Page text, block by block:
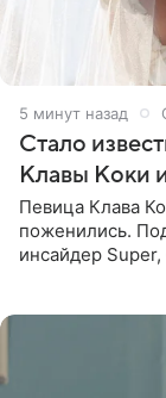
5 минут назад
Стало
Клавы Коки
Певица Клава
поженились.
инсайдер